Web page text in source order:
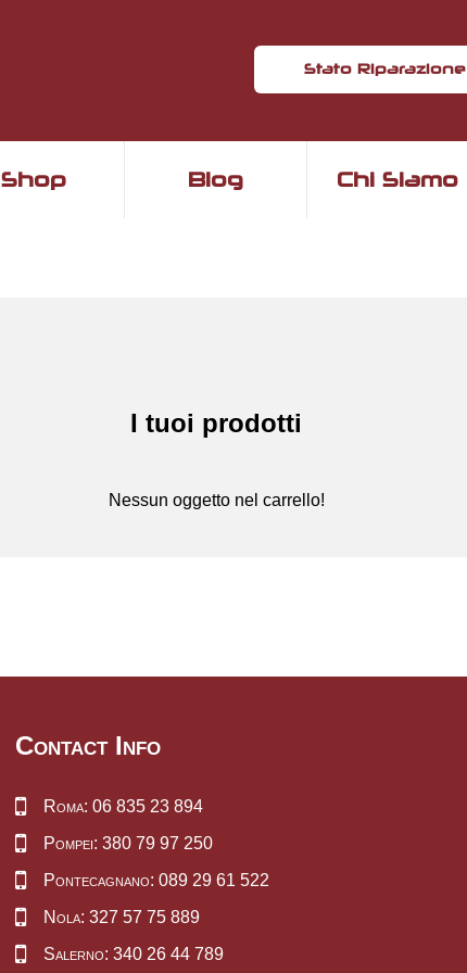
Stato Riparazione
Shop Blog Chi Siamo
I tuoi prodotti
Nessun oggetto nel carrello!
Contact Info
Roma: 06 835 23 894
Pompei: 380 79 97 250
Pontecagnano: 089 29 61 522
Nola: 327 57 75 889
Salerno: 340 26 44 789